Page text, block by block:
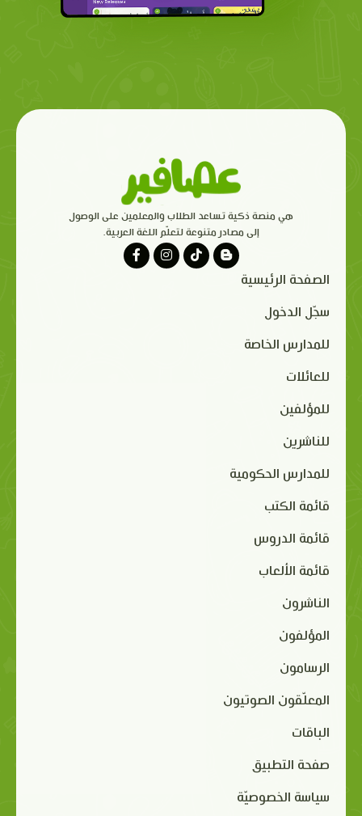
هي منصة ذكية تساعد الطلاب والمعلمين على الوصول
إلى مصادر متنوعة لتعلّم اللغة العربية.
الصفحة الرئيسية
سجّل الدخول
للمدارس الخاصة
للعائلات
للمؤلفين
للناشرين
للمدارس الحكومية
قائمة الكتب
قائمة الدروس
قائمة الألعاب
الناشرون
المؤلفون
الرسامون
المعلّقون الصوتيون
الباقات
صفحة التطبيق
سياسة الخصوصيّة